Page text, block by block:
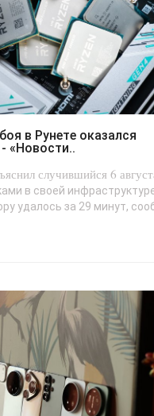
«Новости..
случившийся 6
в своей
удалось за 29 минут,